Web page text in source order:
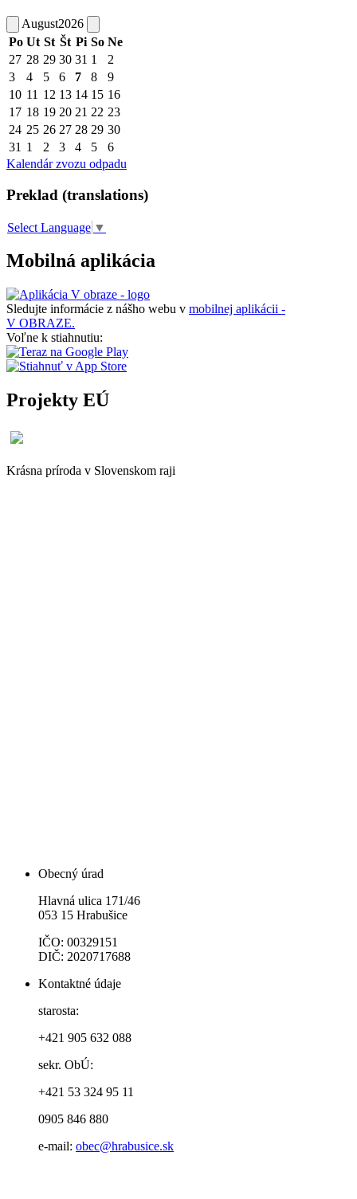
August2026
Po Ut St Št Pi So Ne
27 28 29 30 31 1
2
3
4 5 6 7 8
9
10 11 12 13 14 15 16
17 18 19 20 21 22 23
24 25 26 27 28 29 30
31 1 2 3 4 5
6
Kalendár zvozu odpadu
Preklad (translations)
Select Language ▼
Mobilná aplikácia
Sledujte informácie z nášho webu v mobilnej aplikácii -
V OBRAZE.
Voľne k stiahnutiu:
Projekty EÚ
Krásna príroda v Slovenskom raji
Obecný úrad
Hlavná ulica 171/46
053 15 Hrabušice
IČO: 00329151
DIČ: 2020717688
Kontaktné údaje
starosta:
+421 905 632 088
sekr. ObÚ:
+421 53 324 95 11
0905 846 880
e-mail: obec@hrabusice.sk